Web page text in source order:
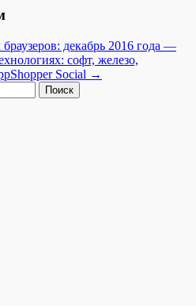
декабрь 2016 года —
софт, железо,
Social →